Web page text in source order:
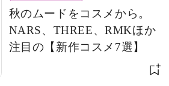
秋のムードをコスメから。
NARS、THREE、RMKほか
注目の【新作コスメ7選】